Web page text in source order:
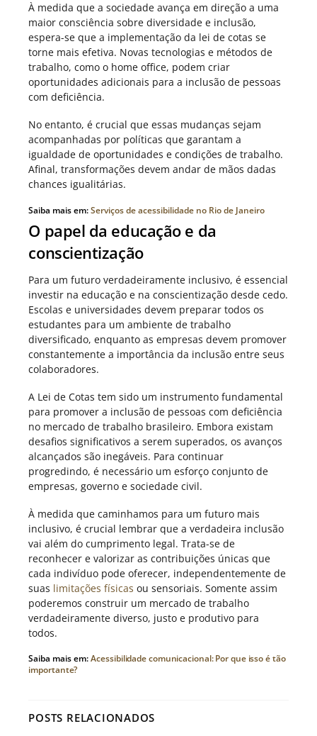
À medida que a sociedade avança em direção a uma
maior consciência sobre diversidade e inclusão,
espera-se que a implementação da lei de cotas se
torne mais efetiva. Novas tecnologias e métodos de
trabalho, como o home office, podem criar
oportunidades adicionais para a inclusão de pessoas
com deficiência.
No entanto, é crucial que essas mudanças sejam
acompanhadas por políticas que garantam a
igualdade de oportunidades e condições de trabalho.
Afinal, transformações devem andar de mãos dadas
chances igualitárias.
Saiba mais em:Serviços de acessibilidade no Rio de Janeiro
O papel da educação e da
conscientização
Para um futuro verdadeiramente inclusivo, é essencial
investir na educação e na conscientização desde cedo.
Escolas e universidades devem preparar todos os
estudantes para um ambiente de trabalho
diversificado, enquanto as empresas devem promover
constantemente a importância da inclusão entre seus
colaboradores.
A Lei de Cotas tem sido um instrumento fundamental
para promover a inclusão de pessoas com deficiência
no mercado de trabalho brasileiro. Embora existam
desafios significativos a serem superados, os avanços
alcançados são inegáveis. Para continuar
progredindo, é necessário um esforço conjunto de
empresas, governo e sociedade civil.
À medida que caminhamos para um futuro mais
inclusivo, é crucial lembrar que a verdadeira inclusão
vai além do cumprimento legal. Trata-se de
reconhecer e valorizar as contribuições únicas que
cada indivíduo pode oferecer, independentemente de
suas limitações físicas ou sensoriais. Somente assim
poderemos construir um mercado de trabalho
verdadeiramente diverso, justo e produtivo para
todos.
Saiba mais em:Acessibilidade comunicacional: Por que isso é tão
importante?
POSTS RELACIONADOS